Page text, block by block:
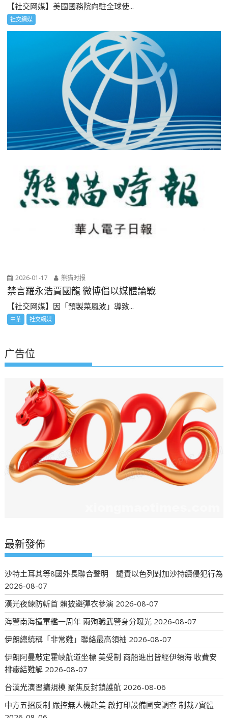
【社交网媒】美國國務院向駐全球使...
社交網媒
2026-01-17 熊猫时报
禁言羅永浩賈國龍 微博倡以媒體論戰
【社交网媒】因「預製菜風波」導致...
中華 社交網媒
广告位
最新發佈
沙特土耳其等8國外長聯合聲明 譴責以色列對加沙持續侵犯行為
2026-08-07
漢光夜練防斬首 賴披避彈衣參演 2026-08-07
海警南海撞軍艦一周年 兩殉職武警身分曝光 2026-08-07
伊朗總統稱「非常難」聯絡最高領袖 2026-08-07
伊朗阿曼敲定霍峽航道坐標 美受制 商船進出皆經伊領海 收費安
排癥結難解 2026-08-07
台漢光演習擴規模 聚焦反封鎖護航 2026-08-06
中方五招反制 嚴控無人機赴美 啟打印設備國安調查 制裁7實體